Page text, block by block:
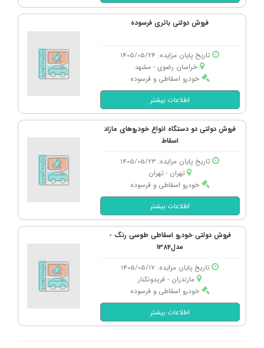
فروش دولتی باتری فرسوده
تاریخ پایان مزایده: 1405/05/24
خراسان رضوی - مشهد
خودرو اسقاطی و فرسوده
اطلاعات بیشتر
فروش دولتی دو دستگاه انواع خودروهای مازاد
اسقاط
تاریخ پایان مزایده: 1405/05/23
تهران - تهران
خودرو اسقاطی و فرسوده
اطلاعات بیشتر
فروش دولتی خودرو اسقاطی طوسی رنگ -
مدل1384
تاریخ پایان مزایده: 1405/05/17
مازندران - فریدونكنار
خودرو اسقاطی و فرسوده
اطلاعات بیشتر